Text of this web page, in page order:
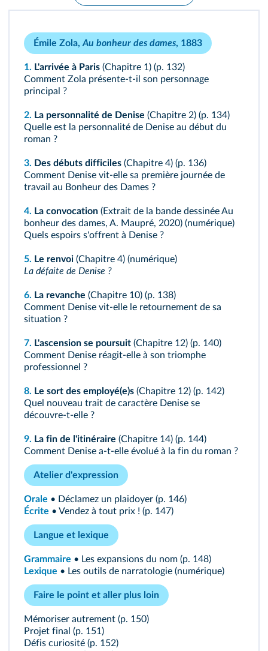
Émile Zola, Au bonheur des dames, 1883
1. L'arrivée à Paris (Chapitre 1) (p. 132)
Comment Zola présente‑t‑il son personnage
principal ?
2. La personnalité de Denise (Chapitre 2) (p. 134)
Quelle est la personnalité de Denise au début du
roman ?
3. Des débuts difficiles (Chapitre 4) (p. 136)
Comment Denise vit‑elle sa première journée de
travail au Bonheur des Dames ?
4. La convocation (Extrait de la bande dessinée Au
bonheur des dames, A. Maupré, 2020) (numérique)
Quels espoirs s'offrent à Denise ?
5. Le renvoi (Chapitre 4) (numérique)
La défaite de Denise ?
6. La revanche (Chapitre 10) (p. 138)
Comment Denise vit‑elle le retournement de sa
situation ?
7. L'ascension se poursuit (Chapitre 12) (p. 140)
Comment Denise réagit‑elle à son triomphe
professionnel ?
8. Le sort des employé(e)s (Chapitre 12) (p. 142)
Quel nouveau trait de caractère Denise se
découvre‑t‑elle ?
9. La fin de l'itinéraire (Chapitre 14) (p. 144)
Comment Denise a‑t‑elle évolué à la fin du roman ?
Atelier d'expression
Orale • Déclamez un plaidoyer (p. 146)
Écrite • Vendez à tout prix ! (p. 147)
Langue et lexique
Grammaire • Les expansions du nom (p. 148)
Lexique • Les outils de narratologie (numérique)
Faire le point et aller plus loin
Mémoriser autrement (p. 150)
Projet final (p. 151)
Défis curiosité (p. 152)